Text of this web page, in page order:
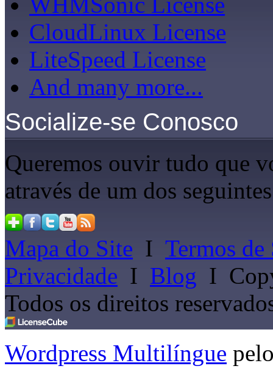
CloudLinux License
LiteSpeed License
And many more...
Socialize-se Conosco
Queremos ouvir tudo que
através de um dos
Mapa do Site I Termos
Privacidade I Blog I
Todos os direitos
Wordpress Multilíngue